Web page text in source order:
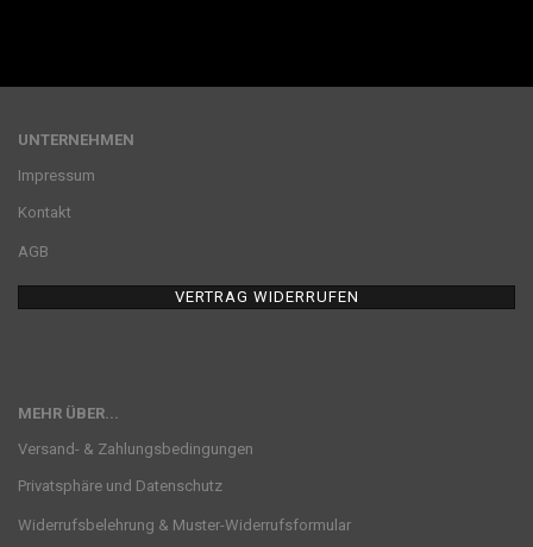
UNTERNEHMEN
Impressum
Kontakt
AGB
VERTRAG WIDERRUFEN
MEHR ÜBER...
Versand- & Zahlungsbedingungen
Privatsphäre und Datenschutz
Widerrufsbelehrung & Muster-Widerrufsformular